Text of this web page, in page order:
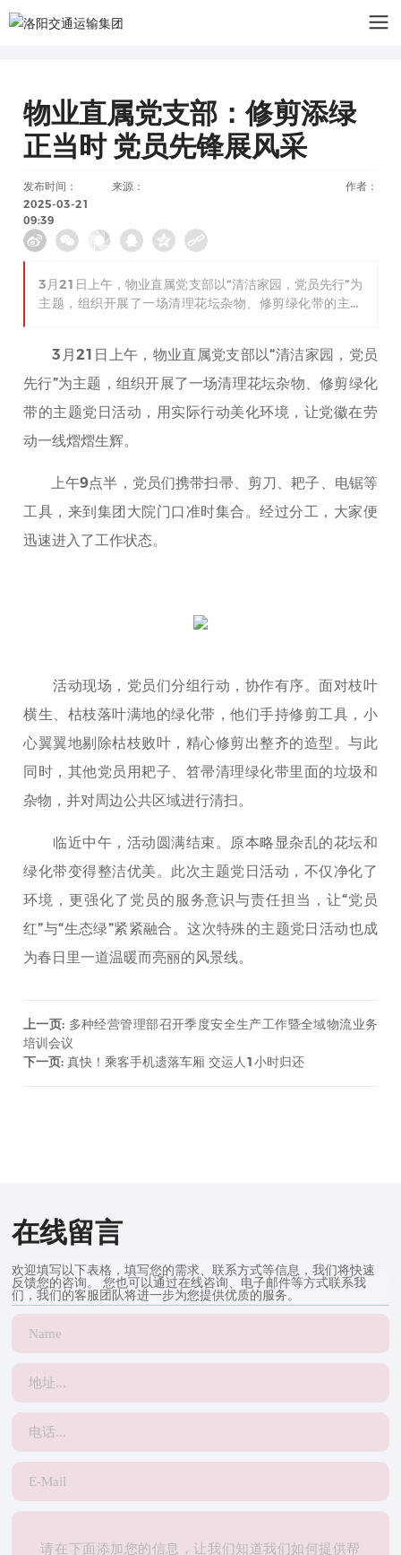
物业直属党支部：修剪添绿
正当时 党员先锋展风采
发布时间：
2025-03-21
09:39
来源： 作者：
3月21日上午，物业直属党支部以“清洁家园，党员先行”为
主题，组织开展了一场清理花坛杂物、修剪绿化带的主题
3月21日上午，物业直属党支部以“清洁家园，党员
先行”为主题，组织开展了一场清理花坛杂物、修剪绿化
带的主题党日活动，用实际行动美化环境，让党徽在劳
动一线熠熠生辉。
上午9点半，党员们携带扫帚、剪刀、耙子、电锯等
工具，来到集团大院门口准时集合。经过分工，大家便
迅速进入了工作状态。
活动现场，党员们分组行动，协作有序。面对枝叶
横生、枯枝落叶满地的绿化带，他们手持修剪工具，小
心翼翼地剔除枯枝败叶，精心修剪出整齐的造型。与此
同时，其他党员用耙子、笤帚清理绿化带里面的垃圾和
杂物，并对周边公共区域进行清扫。
临近中午，活动圆满结束。原本略显杂乱的花坛和
绿化带变得整洁优美。此次主题党日活动，不仅净化了
环境，更强化了党员的服务意识与责任担当，让“党员
红”与“生态绿”紧紧融合。这次特殊的主题党日活动也成
为春日里一道温暖而亮丽的风景线。
上一页: 多种经营管理部召开季度安全生产工作暨全域物流业务
培训会议
下一页:真快！乘客手机遗落车厢 交运人1小时归还
在线留言
欢迎填写以下表格，填写您的需求、联系方式等信息，我们将快速
反馈您的咨询。 您也可以通过在线咨询、电子邮件等方式联系我
们，我们的客服团队将进一步为您提供优质的服务。